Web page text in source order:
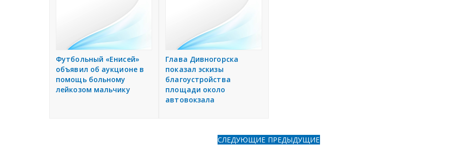
Футбольный «Енисей»
объявил об аукционе в
помощь больному
лейкозом мальчику
Глава Дивногорска
показал эскизы
благоустройства
площади около
автовокзала
СЛЕДУЮЩИЕ ПРЕДЫДУЩИЕ